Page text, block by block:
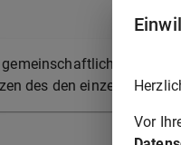
so
des den einzelnen
Vor